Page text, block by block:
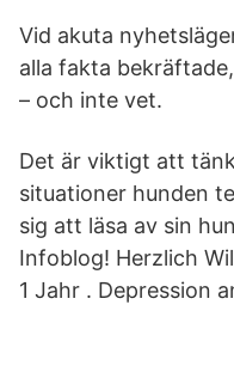
Vid akuta
alla fakta
– och inte vet.
Det är viktigt att
situationer hunden
sig att läsa av sin
Infoblog! Herzlich
1 Jahr . Depression